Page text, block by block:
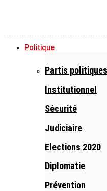
Politique
Partis politiques
Institutionnel
Sécurité
Judiciaire
Elections 2020
Diplomatie
Prévention